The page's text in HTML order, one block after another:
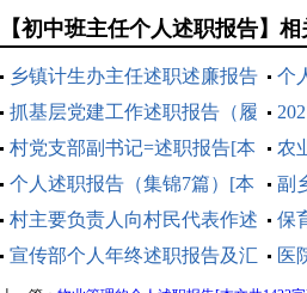
体责任述
[本文共
【初中班主任个人述职报告】相
乡镇计生办主任述职述廉报告
(精选多篇)[本文共14681字]
个
[本
抓基层党建工作述职报告（履
职情况、存在问题和下一步打
算）[本文共1951字]
[本
村党支部副书记=述职报告[本
文共9851字]
农
文
个人述职报告（集锦7篇）[本
文共9546字]
副
告(
村主要负责人向村民代表作述
职报告[本文共2654字]
保
共
宣传部个人年终述职报告及汇
医